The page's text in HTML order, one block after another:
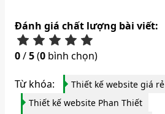
Đánh giá chất lượng bài viết:
0/5(0 bình chọn)
Từ khóa:
Thiết kế website giá rẻ
Thiết kế website Phan Thiết